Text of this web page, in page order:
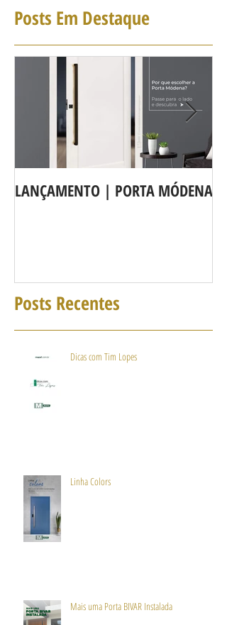
Posts Em Destaque
LANÇAMENTO | PORTA MÓDENA
Posts Recentes
Dicas com Tim Lopes
Linha Colors
Mais uma Porta BIVAR Instalada